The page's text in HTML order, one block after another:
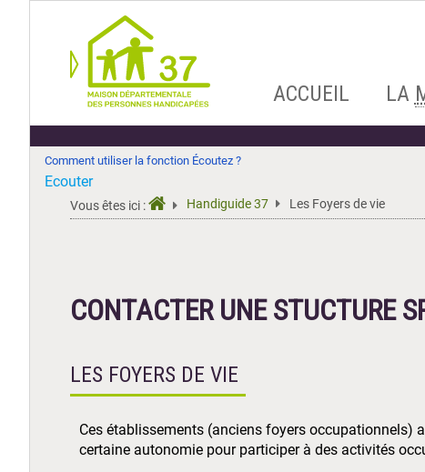
AllerACCUEIL LA
Comment utiliser la fonction Écoutez ?
Ecouter
Vous êtes ici : Handiguide 37 Les Foyers de vie
CONTACTER UNE STUCTURE
LES FOYERS DE VIE
Ces établissements (anciens foyers occupationnels)
certaine autonomie pour participer à des activités